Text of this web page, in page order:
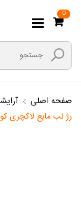
0
صفحه اصلی
رژ لب مایع لاکچری